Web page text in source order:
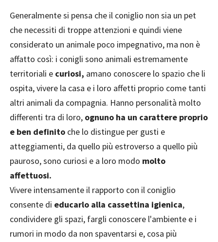
Generalmente si pensa che il coniglio non sia un pet
che necessiti di troppe attenzioni e quindi viene
considerato un animale poco impegnativo, ma non è
affatto così: i conigli sono animali estremamente
territoriali e curiosi, amano conoscere lo spazio che li
ospita, vivere la casa e i loro affetti proprio come tanti
altri animali da compagnia. Hanno personalità molto
differenti tra di loro, ognuno ha un carattere proprio
e ben definito che lo distingue per gusti e
atteggiamenti, da quello più estroverso a quello più
pauroso, sono curiosi e a loro modo molto
affettuosi.
Vivere intensamente il rapporto con il coniglio
consente di educarlo alla cassettina igienica,
condividere gli spazi, fargli conoscere l'ambiente e i
rumori in modo da non spaventarsi e, cosa più